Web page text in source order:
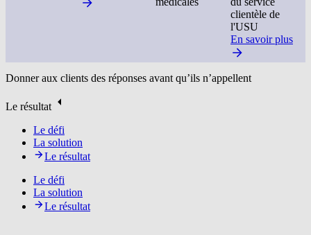
clientèle de
l'USU
En savoir plus
Donner aux clients des réponses avant qu’ils n’appellent
Le résultat
Le défi
La solution
Le résultat
Le défi
La solution
Le résultat